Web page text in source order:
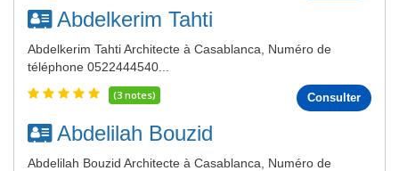
Abdelkerim Tahti
Abdelkerim Tahti Architecte à Casablanca, Numéro de
téléphone 0522444540...
(3 notes) Consulter
Abdelilah Bouzid
Abdelilah Bouzid Architecte à Casablanca, Numéro de